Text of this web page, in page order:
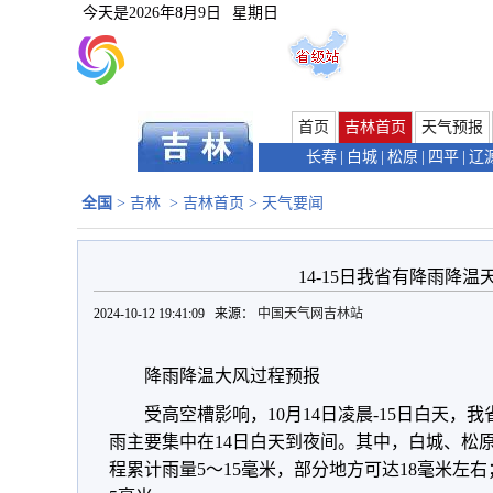
今天是2026年8月9日 星期日
首页 吉林首页
天气预报
长春
白城 松原 四平 辽
全国 > 吉林 > 吉林首页 > 天气要闻
14-15日我省有降雨降温
2024-10-12 19:41:09 来源： 中国天气网吉林站
降雨降温大风过程预报
受高空槽影响，10月14日凌晨-15日白天，
雨主要集中在14日白天到夜间。其中，白城、松
程累计雨量5～15毫米，部分地方可达18毫米左